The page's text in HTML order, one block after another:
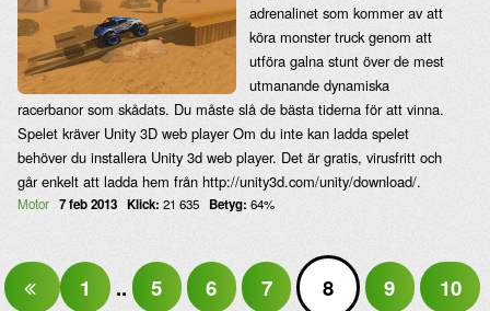
adrenalinet som kommer av att
köra monster truck genom att
utföra galna stunt över de mest
utmanande dynamiska
racerbanor som skådats. Du måste slå de bästa tiderna för att vinna.
Spelet kräver Unity 3D web player Om du inte kan ladda spelet
behöver du installera Unity 3d web player. Det är gratis, virusfritt och
går enkelt att ladda hem från http://unity3d.com/unity/download/.
Motor 7 feb 2013 Klick: 21 635 Betyg: 64%
1 .. 5 6 7 8 9 10